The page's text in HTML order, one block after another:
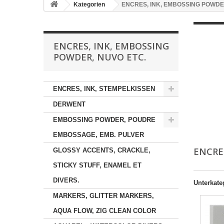
Kategorien ENCRES, INK, EMBOSSING
ENCRES, INK, EMBOSSING
POWDER, NUVO ETC.
ENCRES, INK, STEMPELKISSEN
DERWENT
EMBOSSING POWDER, POUDRE
EMBOSSAGE, EMB. PULVER
GLOSSY ACCENTS, CRACKLE,
STICKY STUFF, ENAMEL ET
DIVERS.
MARKERS, GLITTER MARKERS,
AQUA FLOW, ZIG CLEAN COLOR